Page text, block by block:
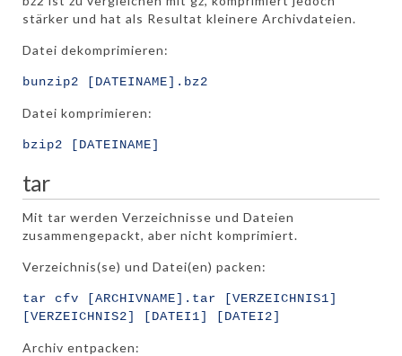
stärker und hat als Resultat kleinere Archivdateien.
Datei dekomprimieren:
bunzip2 [DATEINAME].bz2
Datei komprimieren:
bzip2 [DATEINAME]
tar
Mit tar werden Verzeichnisse und Dateien
zusammengepackt, aber nicht komprimiert.
Verzeichnis(se) und Datei(en) packen:
tar cfv [ARCHIVNAME].tar [VERZEICHNIS1]
[VERZEICHNIS2] [DATEI1] [DATEI2]
Archiv entpacken: